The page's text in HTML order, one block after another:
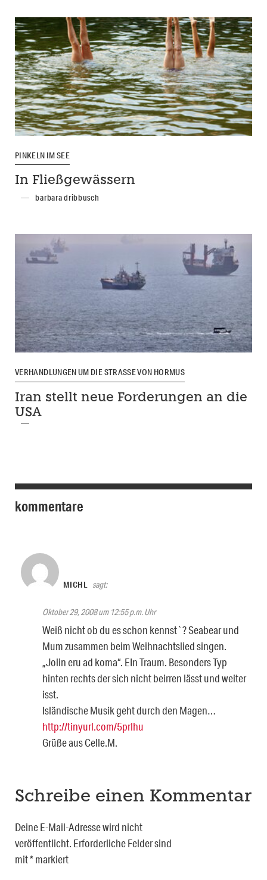
PINKELN IM SEE
In Fließgewässern
barbara dribbusch
VERHANDLUNGEN UM DIE STRASSE VON HORMUS
Iran stellt neue Forderungen an die
USA
kommentare
MICHL sagt:
Oktober 29, 2008 um 12:55 p.m. Uhr
Weiß nicht ob du es schon kennst`? Seabear und
Mum zusammen beim Weihnachtslied singen.
„Jolin eru ad koma“. EIn Traum. Besonders Typ
hinten rechts der sich nicht beirren lässt und weiter
isst.
Isländische Musik geht durch den Magen…
http://tinyurl.com/5prlhu
Grüße aus Celle.M.
Schreibe einen Kommentar
Deine E-Mail-Adresse wird nicht
veröffentlicht. Erforderliche Felder sind
mit*markiert